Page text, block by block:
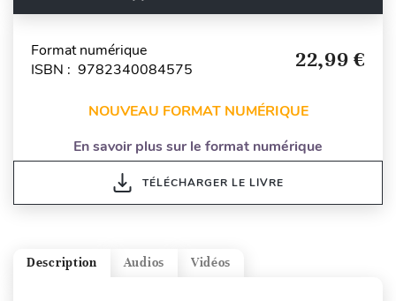
Format numérique
ISBN : 9782340084575
22,99 €
NOUVEAU FORMAT NUMÉRIQUE
En savoir plus sur le format numérique
TÉLÉCHARGER LE LIVRE
Vidéos
Audios
Description